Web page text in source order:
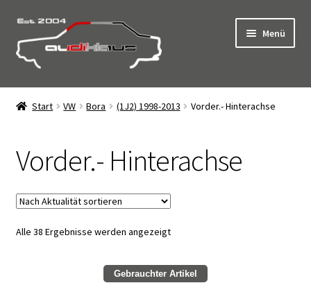
Zur
Navigation
springen
Zum
Inhalt
springen
Menü
Start
Click & Collect – Abholung vor Ort
Datenschutz
Impressum
Start VW Bora (1J2) 1998-2013 Vorder.- Hinterachse
Vorder.- Hinterachse
Alle 38 Ergebnisse werden angezeigtNach
Gebrauchter Artikel